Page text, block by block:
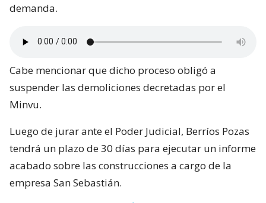
demanda.
Cabe mencionar que dicho proceso obligó a
suspender las demoliciones decretadas por el
Minvu.
Luego de jurar ante el Poder Judicial, Berríos Pozas
tendrá un plazo de 30 días para ejecutar un informe
acabado sobre las construcciones a cargo de la
empresa San Sebastián.